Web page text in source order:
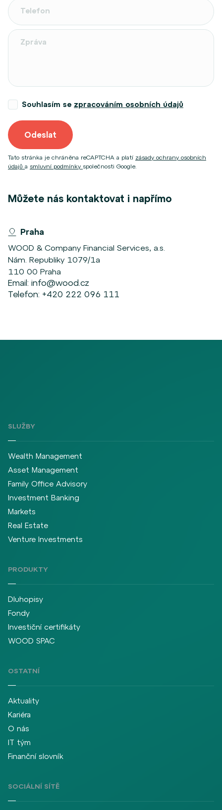
Odeslat
Souhlasím se zpracováním osobních údajů
Tato stránka je chráněna reCAPTCHA a platí zásady ochrany osobních
údajů a smluvní podmínky společnosti Google.
Můžete nás kontaktovat i napřímo
Praha
WOOD & Company Financial Services, a.s.
Nám. Republiky 1079/1a
110 00 Praha
Email: info@wood.cz
Telefon: +420 222 096 111
SLUŽBY
Wealth Management
Asset Management
Family Office Advisory
Investment Banking
Markets
Real Estate
Venture Investments
PRODUKTY
Dluhopisy
Fondy
Investiční certifikáty
WOOD SPAC
OSTATNÍ
Aktuality
Kariéra
O nás
IT tým
Finanční slovník
SOCIÁLNÍ SÍTĚ